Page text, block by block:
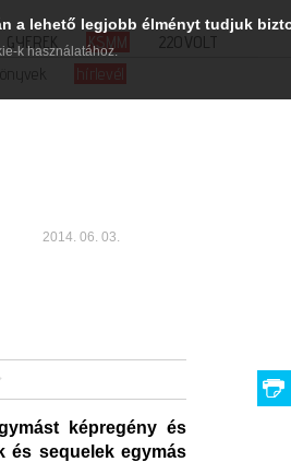
GYEREK KSMM
220VOLT
hírlevél
2014. 06. 03.
képregény és
és sequelek egymás
a lehető legjobb élményt tudjuk
k használatához.